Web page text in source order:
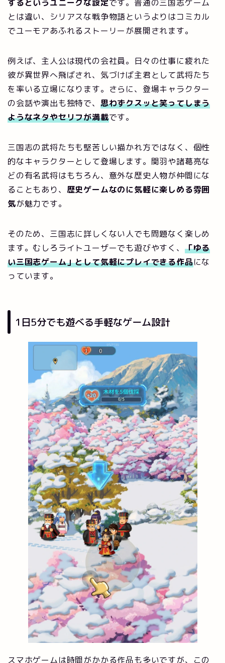
するというユニークな設定です。普通の三国志ゲーム
とは違い、シリアスな戦争物語というよりはコミカル
でユーモアあふれるストーリーが展開されます。
例えば、主人公は現代の会社員。日々の仕事に疲れた
彼が異世界へ飛ばされ、気づけば主君として武将たち
を率いる立場になります。さらに、登場キャラクター
の会話や演出も独特で、 思わずクスッと笑ってしまう
ようなネタやセリフが満載です。
三国志の武将たちも堅苦しい描かれ方ではなく、個性
的なキャラクターとして登場します。関羽や諸葛亮な
どの有名武将はもちろん、意外な歴史人物が仲間にな
ることもあり、 歴史ゲームなのに気軽に楽しめる雰囲
気が魅力です。
そのため、三国志に詳しくない人でも問題なく楽しめ
ます。むしろライトユーザーでも遊びやすく、 「ゆる
い三国志ゲーム」として気軽にプレイできる作品にな
っています。
1日5分でも遊べる手軽なゲーム設計
スマホゲームは時間がかかる作品も多いですが、この